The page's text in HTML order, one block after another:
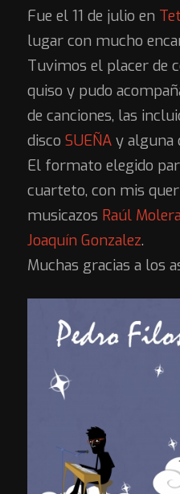
Fue el 11 de julio en
lugar con mucho
Tuvimos el placer de
quiso y pudo
de canciones, las
disco SUEÑAy alguna
El formato elegido
cuarteto, con mis
musicazos Raúl
Joaquín Gonzalez​.
Muchas gracias a los